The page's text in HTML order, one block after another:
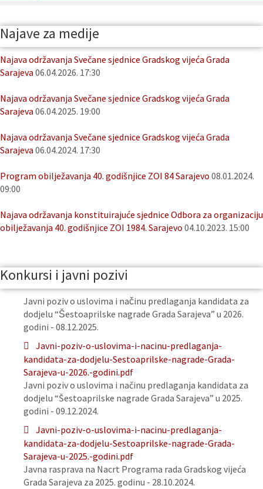
Najave za medije
Najava održavanja Svečane sjednice Gradskog vijeća Grada
Sarajeva 06.04.2026. 17:30
Najava održavanja Svečane sjednice Gradskog vijeća Grada
Sarajeva 06.04.2025. 19:00
Najava održavanja Svečane sjednice Gradskog vijeća Grada
Sarajeva 06.04.2024. 17:30
Program obilježavanja 40. godišnjice ZOI 84 Sarajevo 08.01.2024.
09:00
Najava održavanja konstituirajuće sjednice Odbora za organizaciju
obilježavanja 40. godišnjice ZOI 1984. Sarajevo 04.10.2023. 15:00
Konkursi i javni pozivi
Javni poziv o uslovima i načinu predlaganja kandidata za
dodjelu “Šestoaprilske nagrade Grada Sarajeva” u 2026.
godini - 08.12.2025.
Javni-poziv-o-uslovima-i-nacinu-predlaganja-
kandidata-za-dodjelu-Sestoaprilske-nagrade-Grada-
Sarajeva-u-2026.-godini.pdf
Javni poziv o uslovima i načinu predlaganja kandidata za
dodjelu “Šestoaprilske nagrade Grada Sarajeva” u 2025.
godini - 09.12.2024.
Javni-poziv-o-uslovima-i-nacinu-predlaganja-
kandidata-za-dodjelu-Sestoaprilske-nagrade-Grada-
Sarajeva-u-2025.-godini.pdf
Javna rasprava na Nacrt Programa rada Gradskog vijeća
Grada Sarajeva za 2025. godinu - 28.10.2024.